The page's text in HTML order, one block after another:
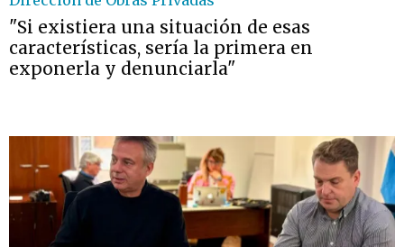
"Si existiera una situación de esas
características, sería la primera en
exponerla y denunciarla"